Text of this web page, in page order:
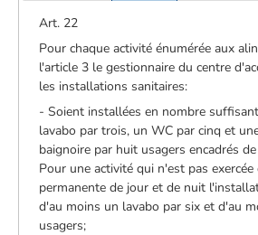
Art. 22
Pour chaque activité énumérée aux
l'article 3 le gestionnaire du centre
les installations sanitaires:
- Soient installées en nombre
lavabo par trois, un WC par cinq et
baignoire par huit usagers encadrés
Pour une activité qui n'est pas exercée
permanente de jour et de nuit
d'au moins un lavabo par six et d'au
usagers;